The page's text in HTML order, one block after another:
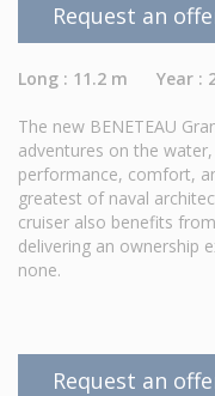
Request an
Long : 11.2 m Year :
The new BENETEAU
adventures on the
performance, comfort,
greatest of naval
cruiser also benefits
delivering an ownership
none.
Request an